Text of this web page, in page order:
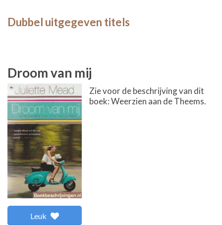
Dubbel uitgegeven titels
Droom van mij
Leuk
Zie voor de beschrijving van dit
boek: Weerzien aan de Theems.